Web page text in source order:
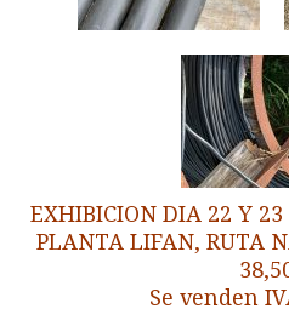
EXHIBICION DIA 22 Y
PLANTA LIFAN, RUTA
Se venden